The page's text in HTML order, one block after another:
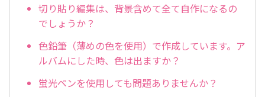
切り貼り編集は、背景含めて全て自作になるの
でしょうか？
色鉛筆（薄めの色を使用）で作成しています。ア
ルバムにした時、色は出ますか？
蛍光ペンを使用しても問題ありませんか？